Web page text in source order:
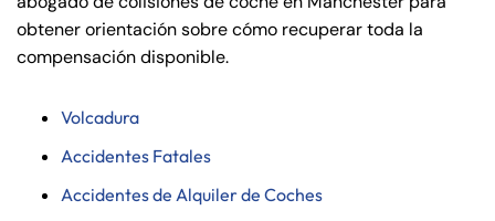
obtener orientación sobre cómo recuperar toda la
compensación disponible.
Volcadura
Accidentes Fatales
Accidentes de Alquiler de Coches